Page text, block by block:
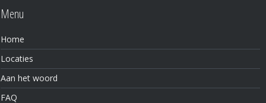
Menu
Home
Locaties
Aan het woord
FAQ